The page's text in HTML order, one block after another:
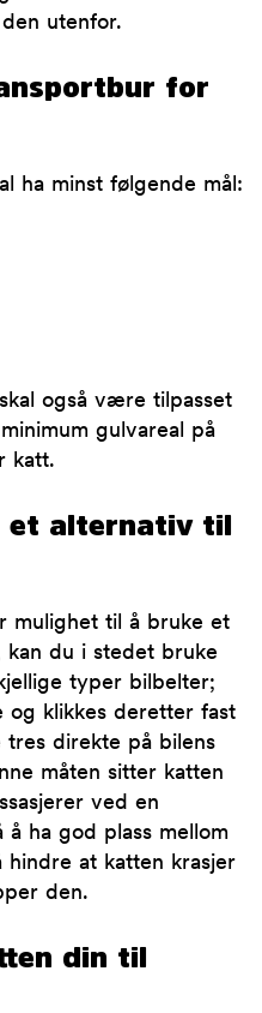
utenfor.
for
ha minst følgende mål:
også være tilpasset
gulvareal på
katt.
et alternativ til
mulighet til å bruke et
du i stedet bruke
typer bilbelter;
og klikkes deretter fast
tres direkte på bilens
måten sitter katten
ved en
å ha god plass mellom
at katten krasjer
den.
din til